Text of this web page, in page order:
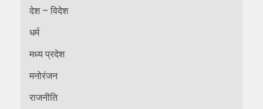
देश – विदेश
धर्म
मध्य प्रदेश
मनोरंजन
राजनीति